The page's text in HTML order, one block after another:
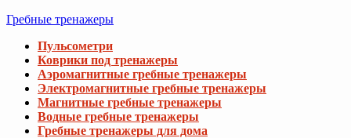
Гребные тренажеры
Пульсометри
Коврики под тренажеры
Аэромагнитные гребные тренажеры
Электромагнитные гребные тренажеры
Магнитные гребные тренажеры
Водные гребные тренажеры
Гребные тренажеры для дома